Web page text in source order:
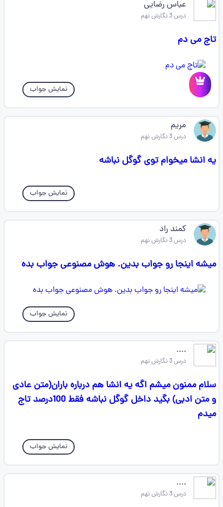
عباس رضایی
درس 3 نگارش نهم
تاج می دم
نمایش جواب
مریم
درس 3 نگارش نهم
یه انشا میخوام توی گوگل نباشه
نمایش جواب
کمند راد
درس 3 نگارش نهم
میشه اینجا رو جواب بدین. هوش مصنوعی جواب بده
نمایش جواب
....
درس 3 نگارش نهم
سلام ممنون میشم اگه یه انشا هم درباره باران(متن عادی
و متن ادبی) بگید داخل گوگل نباشه فقط 100درصد تاج
میدم
نمایش جواب
....
درس 3 نگارش نهم